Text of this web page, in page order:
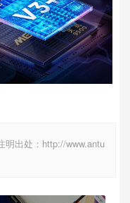
明出处：http://www.antu